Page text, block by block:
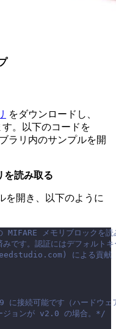
をダウンロードし、
す。以下のコードを
ラリ内のサンプルを開
を読み取る
を開き、以下のように
メモリブロックを読
す。認証にはデフォルトキ
による貢献
接続可能です（ハードウェ
ョンが v2.0 の場合。*/